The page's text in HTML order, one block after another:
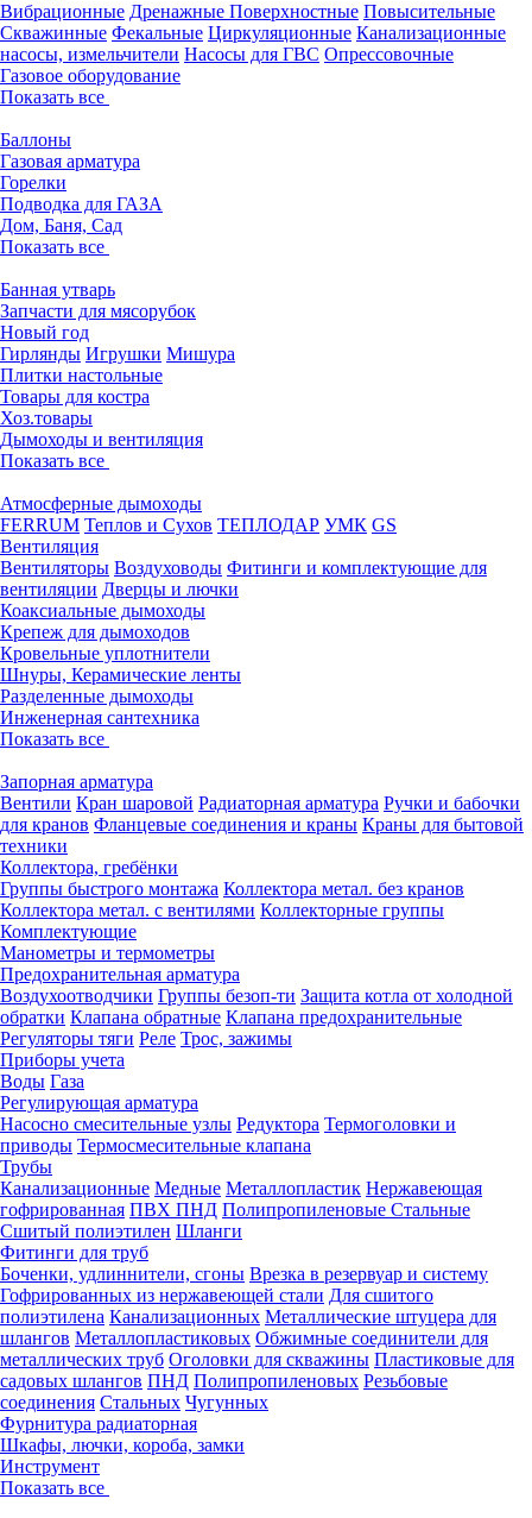
Вибрационные Дренажные Поверхностные Повысительные
Скважинные Фекальные Циркуляционные Канализационные
насосы, измельчители Насосы для ГВС Опрессовочные
Газовое оборудование
Показать все
Баллоны
Газовая арматура
Горелки
Подводка для ГАЗА
Дом, Баня, Сад
Показать все
Банная утварь
Запчасти для мясорубок
Новый год
Гирлянды Игрушки Мишура
Плитки настольные
Товары для костра
Хоз.товары
Дымоходы и вентиляция
Показать все
Атмосферные дымоходы
FERRUM Теплов и Сухов ТЕПЛОДАР УМК GS
Вентиляция
Вентиляторы Воздуховоды Фитинги и комплектующие для
вентиляции Дверцы и лючки
Коаксиальные дымоходы
Крепеж для дымоходов
Кровельные уплотнители
Шнуры, Керамические ленты
Разделенные дымоходы
Инженерная сантехника
Показать все
Запорная арматура
Вентили Кран шаровой Радиаторная арматура Ручки и бабочки
для кранов Фланцевые соединения и краны Краны для бытовой
техники
Коллектора, гребёнки
Группы быстрого монтажа Коллектора метал. без кранов
Коллектора метал. с вентилями Коллекторные группы
Комплектующие
Манометры и термометры
Предохранительная арматура
Воздухоотводчики Группы безоп-ти Защита котла от холодной
обратки Клапана обратные Клапана предохранительные
Регуляторы тяги Реле Трос, зажимы
Приборы учета
Воды Газа
Регулирующая арматура
Насосно смесительные узлы Редуктора Термоголовки и
приводы Термосмесительные клапана
Трубы
Канализационные Медные Металлопластик Нержавеющая
гофрированная ПВХ ПНД Полипропиленовые Стальные
Сшитый полиэтилен Шланги
Фитинги для труб
Боченки, удлиннители, сгоны Врезка в резервуар и систему
Гофрированных из нержавеющей стали Для сшитого
полиэтилена Канализационных Металлические штуцера для
шлангов Металлопластиковых Обжимные соединители для
металлических труб Оголовки для скважины Пластиковые для
садовых шлангов ПНД Полипропиленовых Резьбовые
соединения Стальных Чугунных
Фурнитура радиаторная
Шкафы, лючки, короба, замки
Инструмент
Показать все